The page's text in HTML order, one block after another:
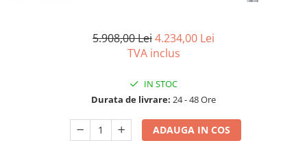
5.908,00 Lei4.234,00 Lei
TVA inclus
IN STOC
Durata de livrare: 24 - 48 Ore
ADAUGA IN COS